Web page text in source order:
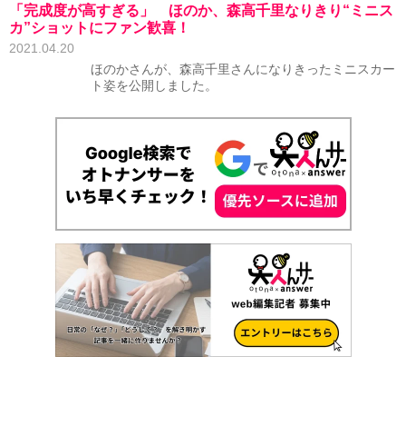
「完成度が高すぎる」 ほのか、森高千里なりきり“ミニス
カ”ショットにファン歓喜！
2021.04.20
ほのかさんが、森高千里さんになりきったミニスカー
ト姿を公開しました。